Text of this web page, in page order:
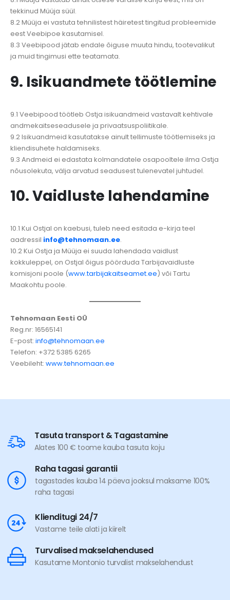
tekkinud Müüja süül.
8.2 Müüja ei vastuta tehnilistest häiretest tingitud probleemide
eest Veebipoe kasutamisel.
8.3 Veebipood jätab endale õiguse muuta hindu, tootevalikut
ja muid tingimusi ette teatamata.
9. Isikuandmete töötlemine
9.1 Veebipood töötleb Ostja isikuandmeid vastavalt kehtivale
andmekaitseseadusele ja privaatsuspoliitikale.
9.2 Isikuandmeid kasutatakse ainult tellimuste töötlemiseks ja
kliendisuhete haldamiseks.
9.3 Andmeid ei edastata kolmandatele osapooltele ilma Ostja
nõusolekuta, välja arvatud seadusest tulenevatel juhtudel.
10. Vaidluste lahendamine
10.1 Kui Ostjal on kaebusi, tuleb need esitada e-kirja teel
aadressil info@tehnomaan.ee.
10.2 Kui Ostja ja Müüja ei suuda lahendada vaidlust
kokkuleppel, on Ostjal õigus pöörduda Tarbijavaidluste
komisjoni poole (www.tarbijakaitseamet.ee) või Tartu
Maakohtu poole.
Tehnomaan Eesti OÜ
Reg.nr: 16565141
E-post: info@tehnomaan.ee
Telefon: +372 5385 6265
Veebileht: www.tehnomaan.ee
Tasuta transport & Tagastamine
Alates 100 € toome kauba tasuta koju
Raha tagasi garantii
tagastades kauba 14 päeva jooksul maksame 100%
raha tagasi
Klienditugi 24/7
Vastame teile alati ja kiirelt
Turvalised makselahendused
Kasutame Montonio turvalist makselahendust